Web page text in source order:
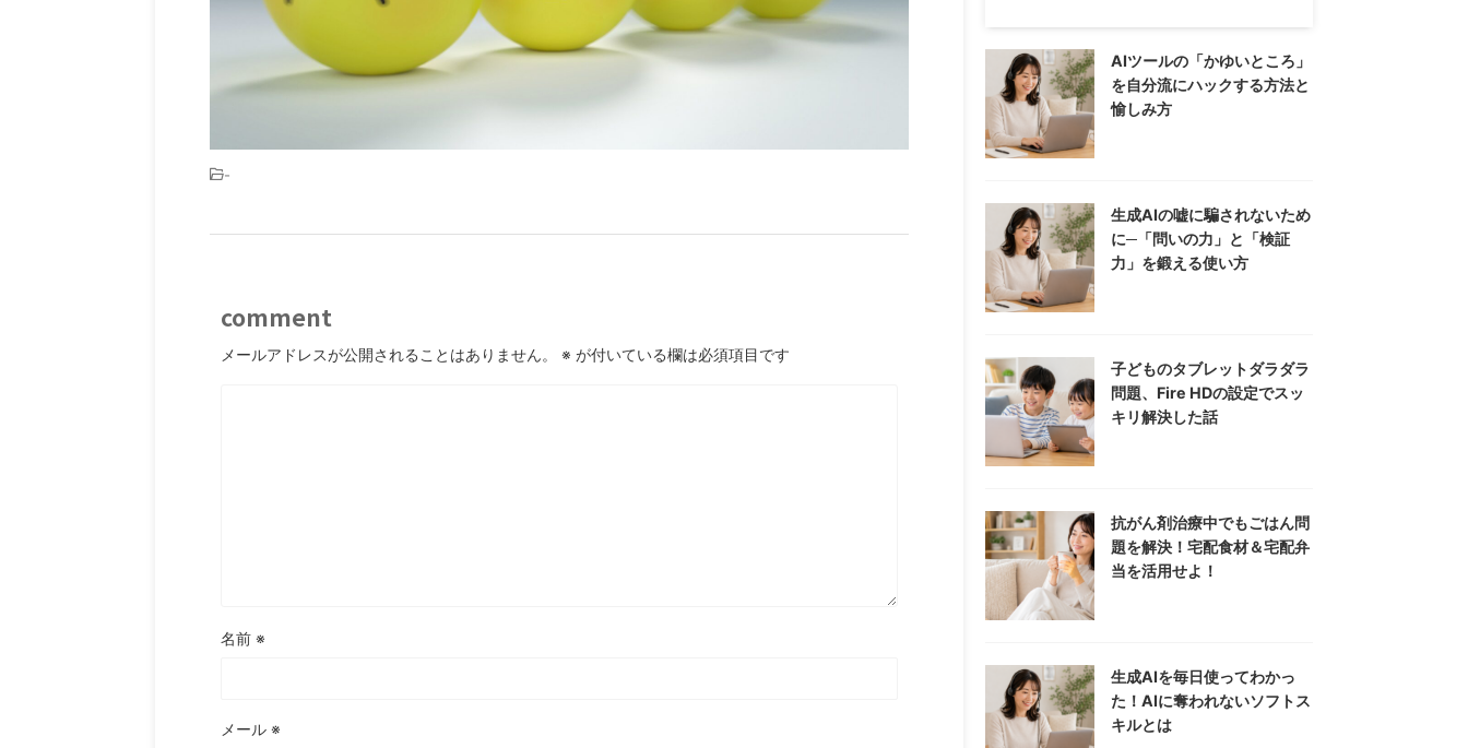
-
comment
メールアドレスが公開されることはありません。 ※ が付いている欄は必須項目です
名前 ※
メール ※
AIツールの「かゆいところ」
を自分流にハックする方法と
愉しみ方
生成AIの嘘に騙されないため
に─「問いの力」と「検証
力」を鍛える使い方
子どものタブレットダラダラ
問題、Fire HDの設定でスッ
キリ解決した話
抗がん剤治療中でもごはん問
題を解決！宅配食材＆宅配弁
当を活用せよ！
生成AIを毎日使ってわかっ
た！AIに奪われないソフトス
キルとは